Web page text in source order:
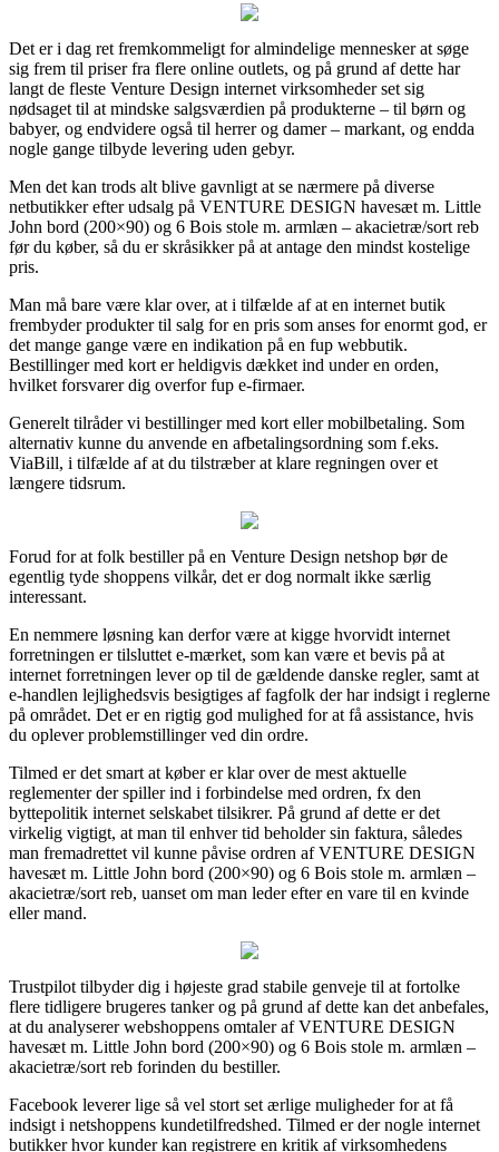
Det er i dag ret fremkommeligt for almindelige mennesker at søge
sig frem til priser fra flere online outlets, og på grund af dette har
langt de fleste Venture Design internet virksomheder set sig
nødsaget til at mindske salgsværdien på produkterne – til børn og
babyer, og endvidere også til herrer og damer – markant, og endda
nogle gange tilbyde levering uden gebyr.
Men det kan trods alt blive gavnligt at se nærmere på diverse
netbutikker efter udsalg på VENTURE DESIGN havesæt m. Little
John bord (200×90) og 6 Bois stole m. armlæn – akacietræ/sort reb
før du køber, så du er skråsikker på at antage den mindst kostelige
pris.
Man må bare være klar over, at i tilfælde af at en internet butik
frembyder produkter til salg for en pris som anses for enormt god, er
det mange gange være en indikation på en fup webbutik.
Bestillinger med kort er heldigvis dækket ind under en orden,
hvilket forsvarer dig overfor fup e-firmaer.
Generelt tilråder vi bestillinger med kort eller mobilbetaling. Som
alternativ kunne du anvende en afbetalingsordning som f.eks.
ViaBill, i tilfælde af at du tilstræber at klare regningen over et
længere tidsrum.
Forud for at folk bestiller på en Venture Design netshop bør de
egentlig tyde shoppens vilkår, det er dog normalt ikke særlig
interessant.
En nemmere løsning kan derfor være at kigge hvorvidt internet
forretningen er tilsluttet e-mærket, som kan være et bevis på at
internet forretningen lever op til de gældende danske regler, samt at
e-handlen lejlighedsvis besigtiges af fagfolk der har indsigt i reglerne
på området. Det er en rigtig god mulighed for at få assistance, hvis
du oplever problemstillinger ved din ordre.
Tilmed er det smart at køber er klar over de mest aktuelle
reglementer der spiller ind i forbindelse med ordren, fx den
byttepolitik internet selskabet tilsikrer. På grund af dette er det
virkelig vigtigt, at man til enhver tid beholder sin faktura, således
man fremadrettet vil kunne påvise ordren af VENTURE DESIGN
havesæt m. Little John bord (200×90) og 6 Bois stole m. armlæn –
akacietræ/sort reb, uanset om man leder efter en vare til en kvinde
eller mand.
Trustpilot tilbyder dig i højeste grad stabile genveje til at fortolke
flere tidligere brugeres tanker og på grund af dette kan det anbefales,
at du analyserer webshoppens omtaler af VENTURE DESIGN
havesæt m. Little John bord (200×90) og 6 Bois stole m. armlæn –
akacietræ/sort reb forinden du bestiller.
Facebook leverer lige så vel stort set ærlige muligheder for at få
indsigt i netshoppens kundetilfredshed. Tilmed er der nogle internet
butikker hvor kunder kan registrere en kritik af virksomhedens